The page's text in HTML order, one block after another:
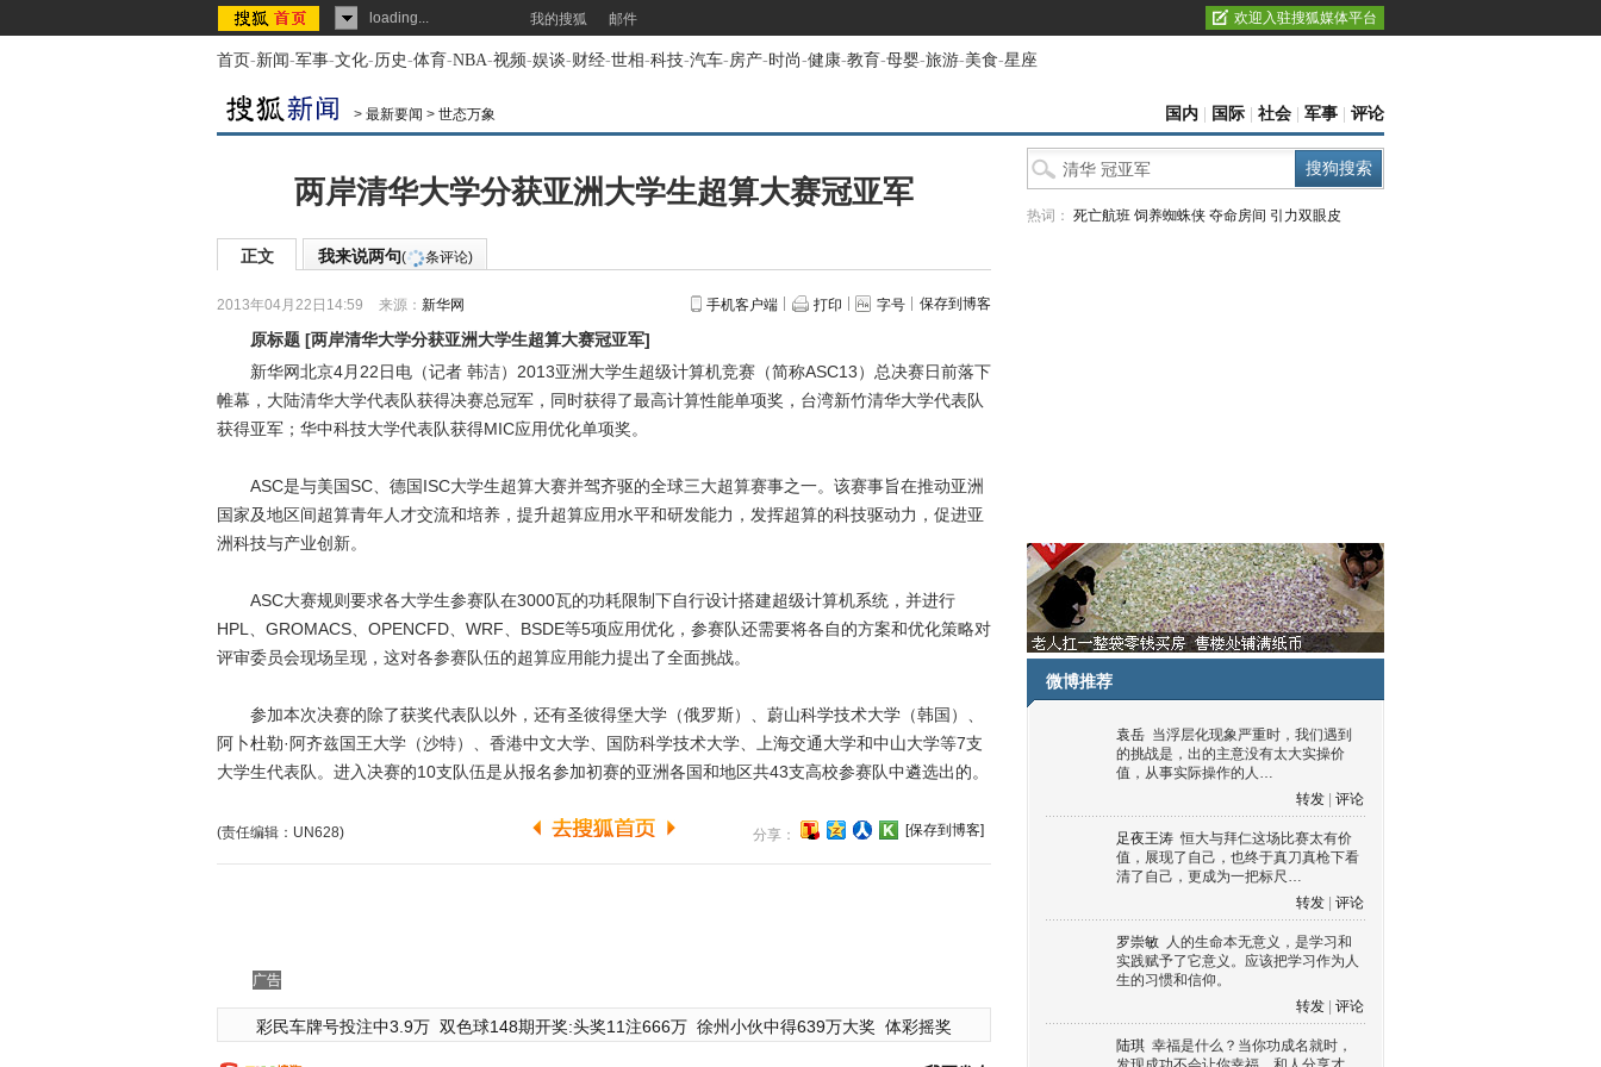
loading... 我的搜狐 邮件 欢迎入驻搜狐媒体平台
首页-新闻-军事-文化-历史-体育-NBA-视频-娱谈-财经-世相-科技-汽车-房产-时尚-健康-教育-母婴-旅游-美食-星座
> 最新要闻 > 世态万象 国内 国际 社会 军事 评论
两岸清华大学分获亚洲大学生超算大赛冠亚军
正文 我来说两句( 条评论)
2013年04月22日14:59 来源： 新华网 手机客户端 打印 字号 保存到博客
原标题 [两岸清华大学分获亚洲大学生超算大赛冠亚军]
新华网北京4月22日电（记者 韩洁）2013亚洲大学生超级计算机竞赛（简称ASC13）总决赛日前落下
帷幕，大陆清华大学代表队获得决赛总冠军，同时获得了最高计算性能单项奖，台湾新竹清华大学代表队
获得亚军；华中科技大学代表队获得MIC应用优化单项奖。
ASC是与美国SC、德国ISC大学生超算大赛并驾齐驱的全球三大超算赛事之一。该赛事旨在推动亚洲
国家及地区间超算青年人才交流和培养，提升超算应用水平和研发能力，发挥超算的科技驱动力，促进亚
洲科技与产业创新。
ASC大赛规则要求各大学生参赛队在3000瓦的功耗限制下自行设计搭建超级计算机系统，并进行
HPL、GROMACS、OPENCFD、WRF、BSDE等5项应用优化，参赛队还需要将各自的方案和优化策略对
评审委员会现场呈现，这对各参赛队伍的超算应用能力提出了全面挑战。
参加本次决赛的除了获奖代表队以外，还有圣彼得堡大学（俄罗斯）、蔚山科学技术大学（韩国）、
阿卜杜勒·阿齐兹国王大学（沙特）、香港中文大学、国防科学技术大学、上海交通大学和中山大学等7支
大学生代表队。进入决赛的10支队伍是从报名参加初赛的亚洲各国和地区共43支高校参赛队中遴选出的。
(责任编辑：UN628) 分享： [保存到博客]
广告
彩民车牌号投注中3.9万 双色球148期开奖:头奖11注666万 徐州小伙中得639万大奖 体彩摇奖
热词： 死亡航班 饲养蜘蛛侠 夺命房间 引力双眼皮
微博推荐
袁岳 当浮层化现象严重时，我们遇到
的挑战是，出的主意没有太大实操价
值，从事实际操作的人…
转发
评论
足夜王涛 恒大与拜仁这场比赛太有价
值，展现了自己，也终于真刀真枪下看
清了自己，更成为一把标尺…
转发
评论
罗崇敏 人的生命本无意义，是学习和
实践赋予了它意义。应该把学习作为人
生的习惯和信仰。
转发
评论
陆琪 幸福是什么？当你功成名就时，